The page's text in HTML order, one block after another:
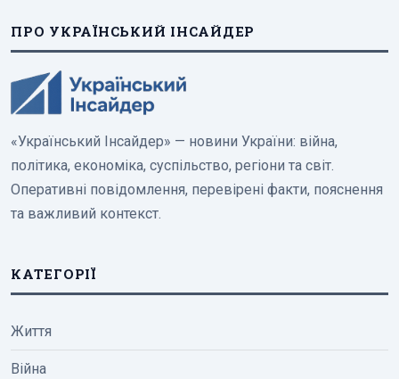
ПРО УКРАЇНСЬКИЙ ІНСАЙДЕР
«Український Інсайдер» — новини України: війна,
політика, економіка, суспільство, регіони та світ.
Оперативні повідомлення, перевірені факти, пояснення
та важливий контекст.
КАТЕГОРІЇ
Життя
Війна